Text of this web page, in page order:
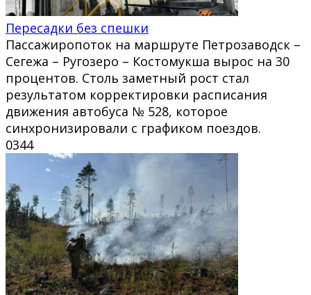
Пересадки без спешки
Пассажиропоток на маршруте Петрозаводск –
Сегежа – Ругозеро – Костомукша вырос на 30
процентов. Столь заметный рост стал
результатом корректировки расписания
движения автобуса № 528, которое
синхронизировали с графиком поездов.
0344